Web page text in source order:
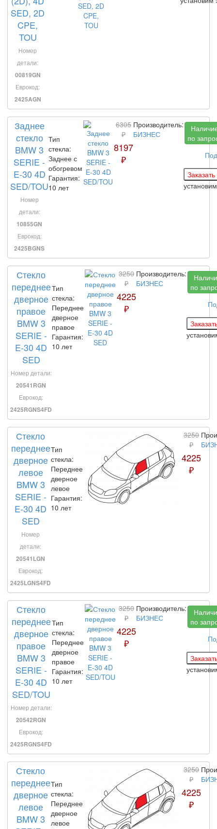
SED, 2D
CPE,
TOU
Номер
детали:
00819GN
Еврокод:
2425AGN
Заднее
стекло
BMW 3
SERIE -
E-30 4D
SED/TOU
Номер
детали:
10855GN
Еврокод:
2425BGNS
Тип
стекла:
Заднее с
обогревом
Гарантия:
10 лет
6305
₽
8197
₽
Производитель:
БИЗНЕС
по
Стекло
переднее
дверное
правое
BMW 3
SERIE -
E-30 4D
SED
Номер детали:
20541RGN
Еврокод:
2425RGNS4FD
Тип
стекла:
Переднее
дверное
правое
Гарантия:
10 лет
3250
₽
4225
₽
Производитель:
БИЗНЕС
по
Стекло
переднее
дверное
левое
BMW 3
SERIE -
E-30 4D
SED
Номер
детали:
20541LGN
Еврокод:
2425LGNS4FD
Тип
стекла:
Переднее
дверное
левое
Гарантия:
10 лет
3250
₽
4225
₽
Стекло
переднее
дверное
правое
BMW 3
SERIE -
E-30 4D
SED/TOU
Номер детали:
20542RGN
Еврокод:
2425RGNS4FD
Тип
стекла:
Переднее
дверное
правое
Гарантия:
10 лет
3250
₽
4225
₽
Производитель:
БИЗНЕС
по
Стекло
переднее
дверное
левое
BMW 3
Тип
стекла:
Переднее
дверное
левое
3250
₽
4225
₽